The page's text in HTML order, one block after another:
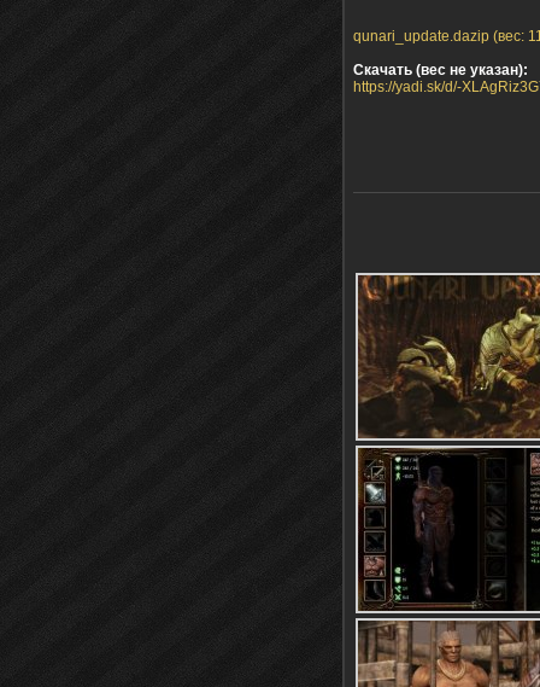
qunari_update.dazip (вес:
Скачать (вес не указан):
https://yadi.sk/d/-